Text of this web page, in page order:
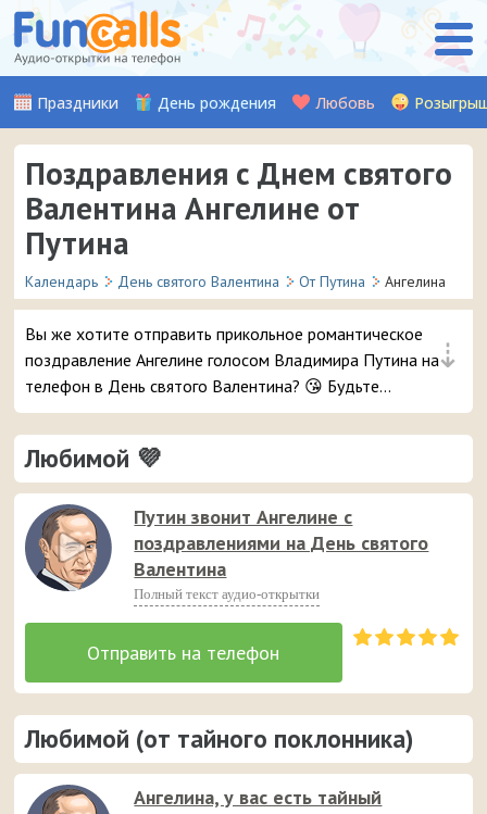
Праздники День рождения Любовь
Поздравления с Днем святого
Валентина Ангелине от
Путина
Календарь День святого Валентина От Путина Ангелина
⇣
Вы же хотите отправить прикольное романтическое
поздравление Ангелине голосом Владимира Путина на
телефон в День святого Валентина? 😘 Будьте
уверены, ей точно понравится – и неожиданный
звонок и такое весёлое аудио признание ❤ 👏
Любимой 💜
Путин звонит Ангелине с
поздравлениями на День святого
Валентина
Полный текст аудио-открытки
Любимой (от тайного поклонника)
Ангелина, у вас есть тайный